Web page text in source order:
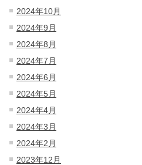
2024年10月
2024年9月
2024年8月
2024年7月
2024年6月
2024年5月
2024年4月
2024年3月
2024年2月
2023年12月